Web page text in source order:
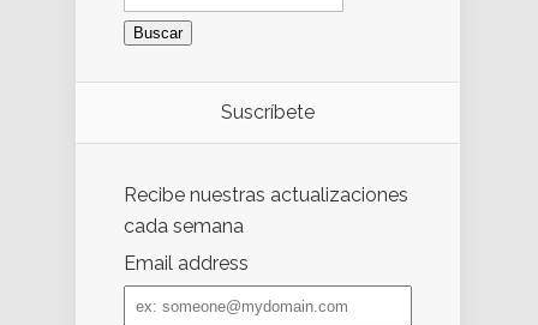
Suscríbete
Recibe nuestras actualizaciones
cada semana
Email address
Email
address